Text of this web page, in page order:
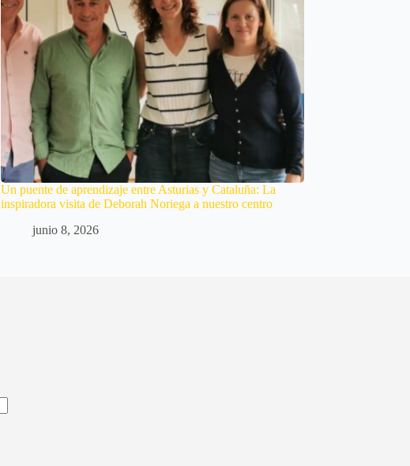
Un puente de aprendizaje entre Asturias y Cataluña: La
inspiradora visita de Deborah Noriega a nuestro centro
junio 8, 2026